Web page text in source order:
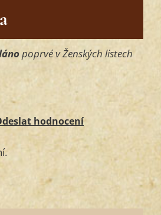
poprvé v Ženských listech